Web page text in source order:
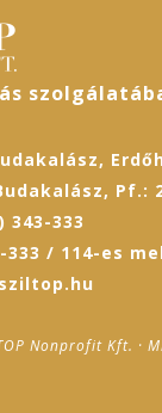
Pf.:
343-333
333 / 114-es
Nonprofit Kft. ·